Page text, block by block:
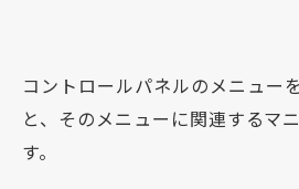
コントロールパネルのメニュー
と、そのメニューに関連するマ
す。